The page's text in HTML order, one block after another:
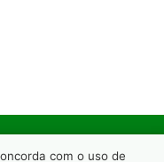
com o uso de